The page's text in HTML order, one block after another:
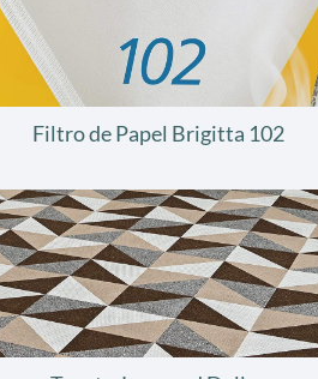
Filtro de Papel Brigitta 102